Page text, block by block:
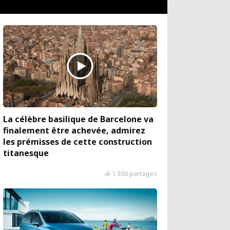
La célèbre basilique de Barcelone va
finalement être achevée, admirez
les prémisses de cette construction
titanesque
1 300 partages